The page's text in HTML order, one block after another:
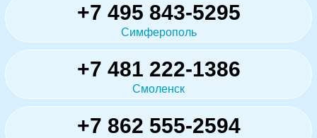
+7 495 843-5295
Симферополь
+7 481 222-1386
Смоленск
+7 862 555-2594